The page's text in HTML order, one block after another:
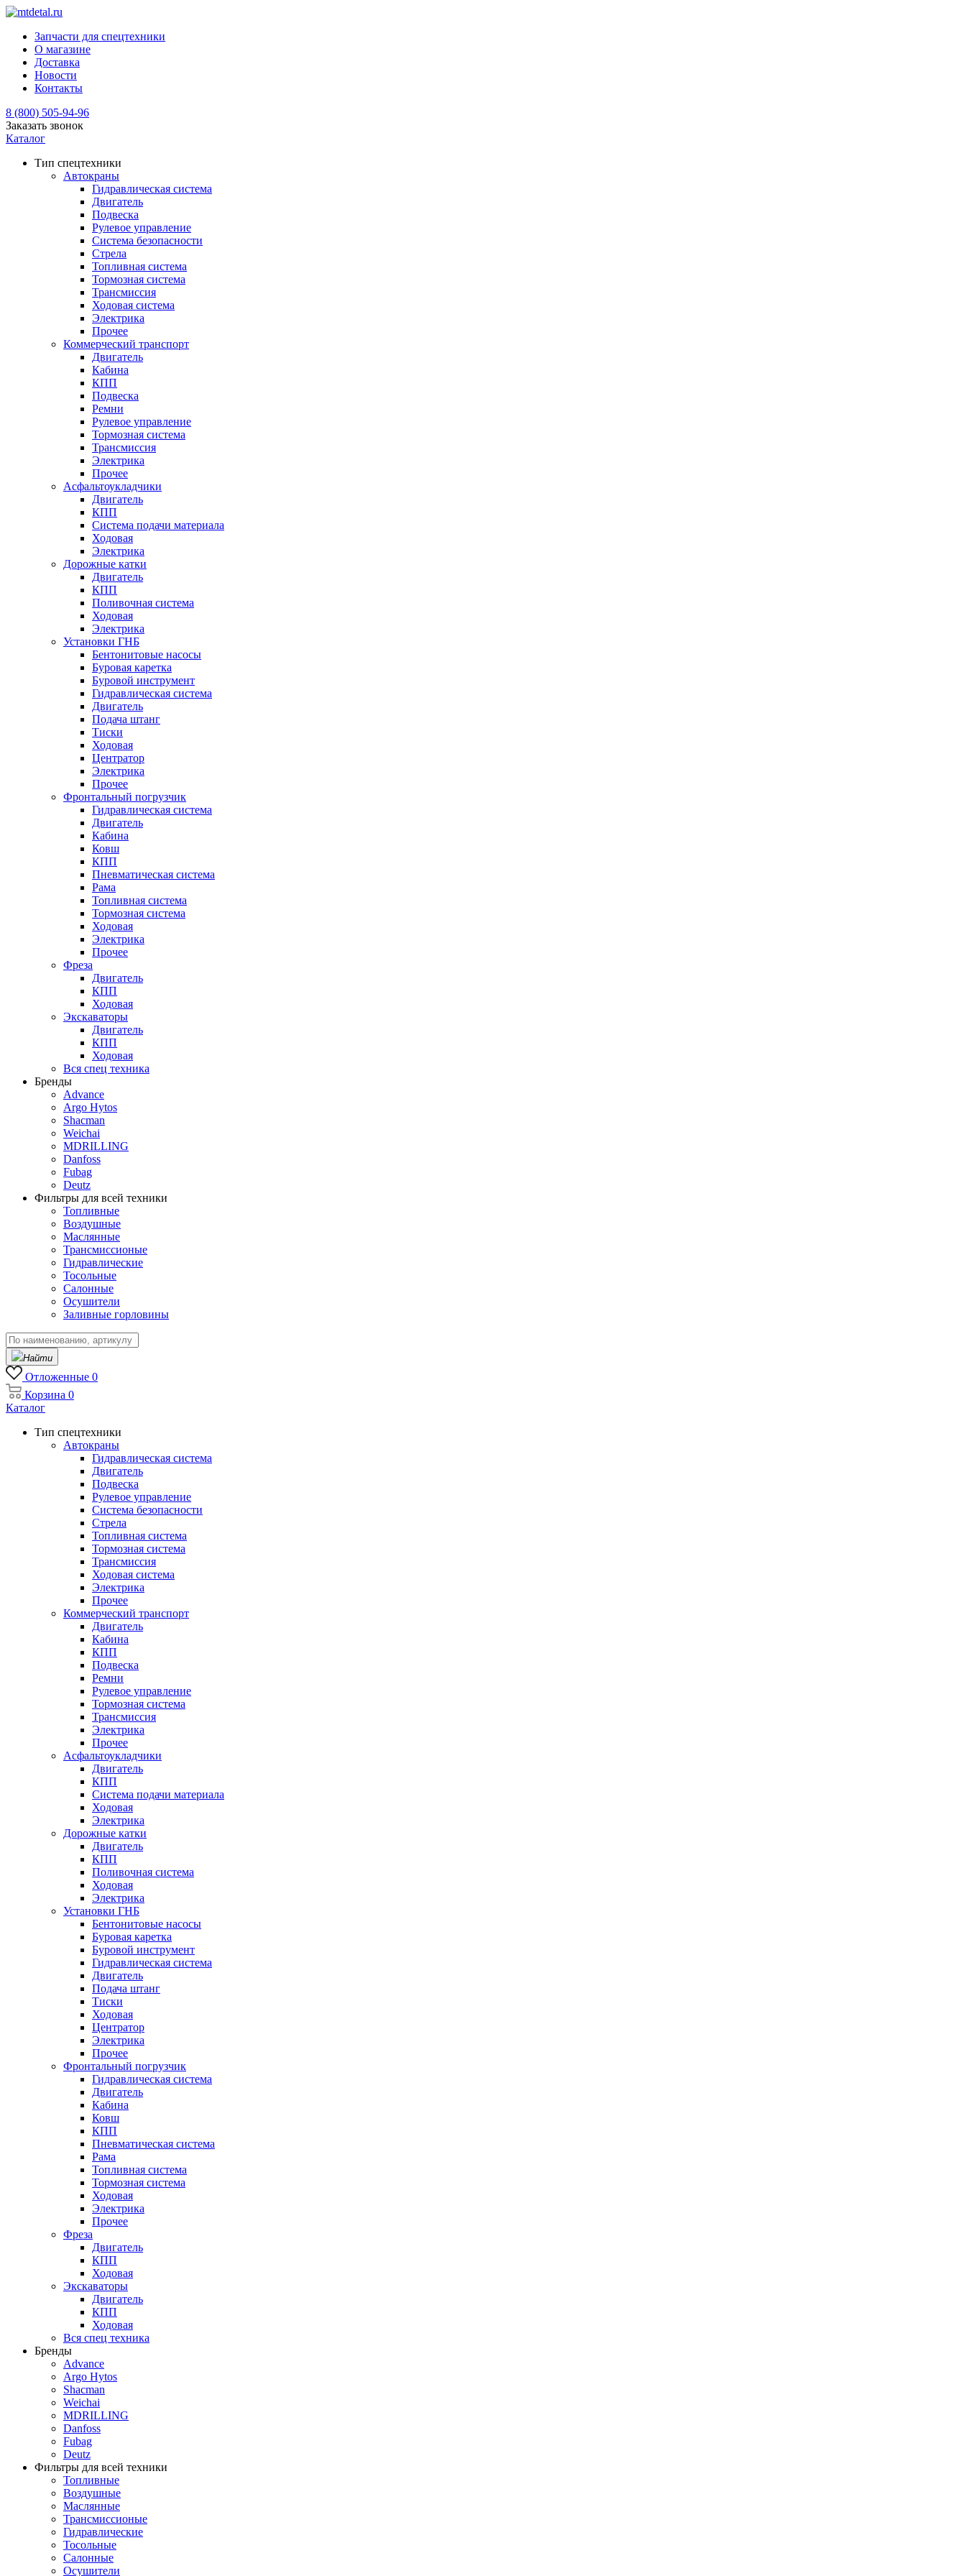
Запчасти для спецтехники
О магазине
Доставка
Новости
Контакты
8 (800) 505-94-96
Заказать звонок
Каталог
Тип спецтехники
Автокраны
Гидравлическая система
Двигатель
Подвеска
Рулевое управление
Система безопасности
Стрела
Топливная система
Тормозная система
Трансмиссия
Ходовая система
Электрика
Прочее
Коммерческий транспорт
Двигатель
Кабина
КПП
Подвеска
Ремни
Рулевое управление
Тормозная система
Трансмиссия
Электрика
Прочее
Асфальтоукладчики
Двигатель
КПП
Система подачи материала
Ходовая
Электрика
Дорожные катки
Двигатель
КПП
Поливочная система
Ходовая
Электрика
Установки ГНБ
Бентонитовые насосы
Буровая каретка
Буровой инструмент
Гидравлическая система
Двигатель
Подача штанг
Тиски
Ходовая
Центратор
Электрика
Прочее
Фронтальный погрузчик
Гидравлическая система
Двигатель
Кабина
Ковш
КПП
Пневматическая система
Рама
Топливная система
Тормозная система
Ходовая
Электрика
Прочее
Фреза
Двигатель
КПП
Ходовая
Экскаваторы
Двигатель
КПП
Ходовая
Вся спец техника
Бренды
Advance
Argo Hytos
Shacman
Weichai
MDRILLING
Danfoss
Fubag
Deutz
Фильтры для всей техники
Топливные
Воздушные
Маслянные
Трансмиссионые
Гидравлические
Тосольные
Салонные
Осушители
Заливные горловины
Найти
Отложенные 0
Корзина 0
Каталог
Тип спецтехники
Автокраны
Гидравлическая система
Двигатель
Подвеска
Рулевое управление
Система безопасности
Стрела
Топливная система
Тормозная система
Трансмиссия
Ходовая система
Электрика
Прочее
Коммерческий транспорт
Двигатель
Кабина
КПП
Подвеска
Ремни
Рулевое управление
Тормозная система
Трансмиссия
Электрика
Прочее
Асфальтоукладчики
Двигатель
КПП
Система подачи материала
Ходовая
Электрика
Дорожные катки
Двигатель
КПП
Поливочная система
Ходовая
Электрика
Установки ГНБ
Бентонитовые насосы
Буровая каретка
Буровой инструмент
Гидравлическая система
Двигатель
Подача штанг
Тиски
Ходовая
Центратор
Электрика
Прочее
Фронтальный погрузчик
Гидравлическая система
Двигатель
Кабина
Ковш
КПП
Пневматическая система
Рама
Топливная система
Тормозная система
Ходовая
Электрика
Прочее
Фреза
Двигатель
КПП
Ходовая
Экскаваторы
Двигатель
КПП
Ходовая
Вся спец техника
Бренды
Advance
Argo Hytos
Shacman
Weichai
MDRILLING
Danfoss
Fubag
Deutz
Фильтры для всей техники
Топливные
Воздушные
Маслянные
Трансмиссионые
Гидравлические
Тосольные
Салонные
Осушители